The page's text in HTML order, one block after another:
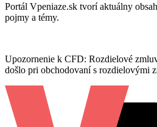
Portál Vpeniaze.sk tvorí aktuálny
pojmy a témy.
Upozornenie k CFD: Rozdielové
došlo pri obchodovaní s rozdielovými